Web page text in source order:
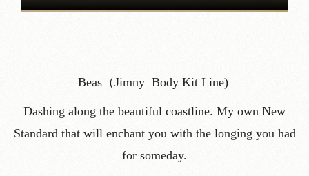
Beas（Jimny Body Kit Line)
Dashing along the beautiful coastline. My own New
Standard that will enchant you with the longing you had
for someday.